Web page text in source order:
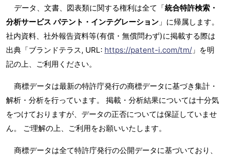
データ、文書、図表類に関する権利は全て「統合特許検索・
分析サービス パテント・インテグレーション 」に帰属します。
社内資料、社外報告資料等(有償・無償問わず)に掲載する際は
出典「ブランドテラス, URL: https://patent-i.com/tm/ 」を明
記の上、ご利用ください。
商標データは最新の特許庁発行の商標データに基づき集計・
解析・分析を行っています。 掲載・分析結果については十分気
をつけておりますが、データの正否については保証していませ
ん。 ご理解の上、ご利用をお願いいたします。
商標データは全て特許庁発行の公開データに基づいており、